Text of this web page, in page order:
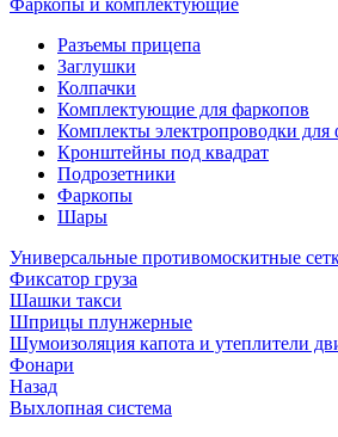
Фаркопы и комплектующие
Разъемы прицепа
Заглушки
Колпачки
Комплектующие для фаркопов
Комплекты электропроводки для
Кронштейны под квадрат
Подрозетники
Фаркопы
Шары
Универсальные противомоскитные
Фиксатор груза
Шашки такси
Шприцы плунжерные
Шумоизоляция капота и утеплители
Фонари
Назад
Выхлопная система